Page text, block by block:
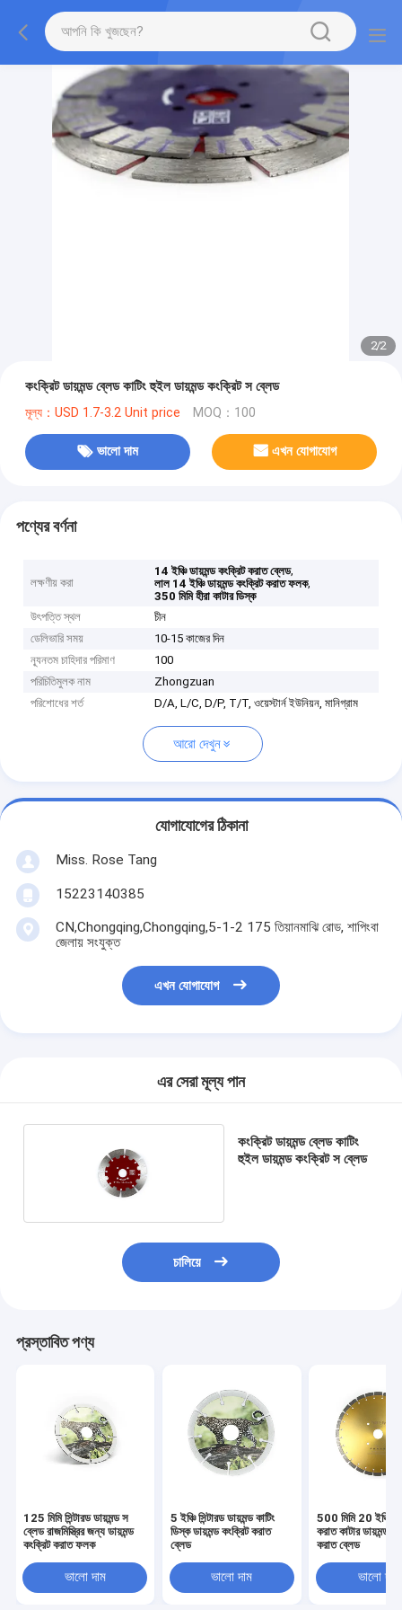
2/2
কংক্রিট ডায়মন্ড ব্লেড কাটিং হুইল ডায়মন্ড কংক্রিট স ব্লেড
মূল্য：USD 1.7-3.2 Unit price MOQ：100
ভালো দাম এখন যোগাযোগ
পণ্যের বর্ণনা
লক্ষণীয় করা
14 ইঞ্চি ডায়মন্ড কংক্রিট করাত ব্লেড,
লাল 14 ইঞ্চি ডায়মন্ড কংক্রিট করাত ফলক,
350 মিমি হীরা কাটার ডিস্ক
উৎপত্তি স্থল
চীন
ডেলিভারি সময়
10-15 কাজের দিন
ন্যূনতম চাহিদার পরিমাণ
100
পরিচিতিমুলক নাম
Zhongzuan
পরিশোধের শর্ত
D/A, L/C, D/P, T/T, ওয়েস্টার্ন ইউনিয়ন, মানিগ্রাম
আরো দেখুন
যোগাযোগের ঠিকানা
Miss. Rose Tang
15223140385
CN,Chongqing,Chongqing,5-1-2 175 তিয়ানমাঝি রোড, শাপিংবা
জেলায় সংযুক্ত
এখন যোগাযোগ
এর সেরা মূল্য পান
কংক্রিট ডায়মন্ড ব্লেড কাটিং
হুইল ডায়মন্ড কংক্রিট স ব্লেড
চালিয়ে
প্রস্তাবিত পণ্য
125 মিমি সিন্টারড ডায়মন্ড স
ব্লেড রাজমিস্ত্রির জন্য ডায়মন্ড
কংক্রিট করাত ফলক
ভালো দাম
5 ইঞ্চি সিন্টারড ডায়মন্ড কাটিং
ডিস্ক ডায়মন্ড কংক্রিট করাত
ব্লেড
ভালো দাম
500 মিমি 20 ইঞ্চি
করাত কাটার ডায়মন্ড
করাত ব্লেড
ভালো দাম